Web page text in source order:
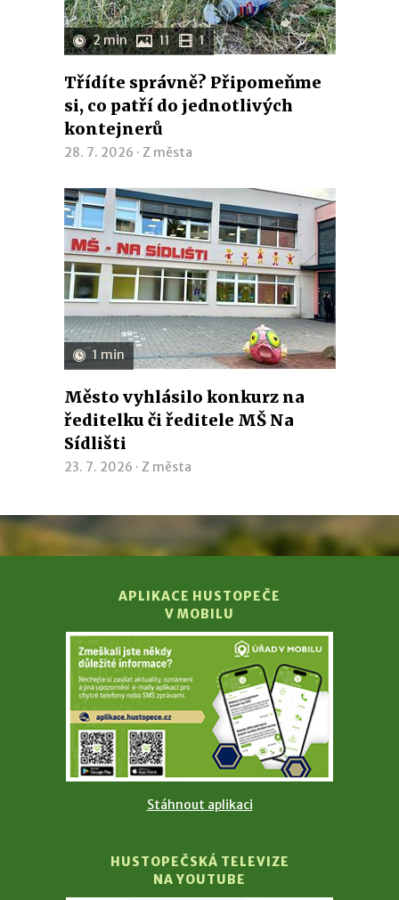
2 min 11 1
Třídíte správně? Připomeňme
si, co patří do jednotlivých
kontejnerů
28. 7. 2026 · Z města
1 min
Město vyhlásilo konkurz na
ředitelku či ředitele MŠ Na
Sídlišti
23. 7. 2026 · Z města
APLIKACE HUSTOPEČE
V MOBILU
Stáhnout aplikaci
HUSTOPEČSKÁ TELEVIZE
NA YOUTUBE